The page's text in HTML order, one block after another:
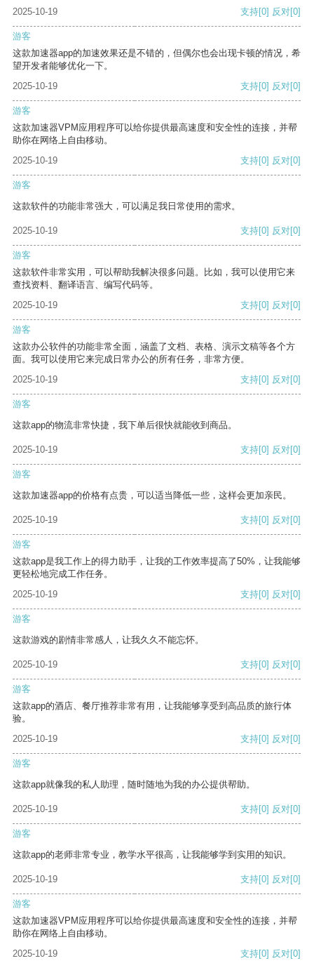
2025-10-19 支持[0] 反对[0]
游客
这款加速器app的加速效果还是不错的，但偶尔也会出现卡顿的情况，希
望开发者能够优化一下。
2025-10-19
支持[0] 反对[0]
游客
这款加速器VPM应用程序可以给你提供最高速度和安全性的连接，并帮
助你在网络上自由移动。
2025-10-19
支持[0] 反对[0]
游客
这款软件的功能非常强大，可以满足我日常使用的需求。
2025-10-19 支持[0] 反对[0]
游客
这款软件非常实用，可以帮助我解决很多问题。比如，我可以使用它来
查找资料、翻译语言、编写代码等。
2025-10-19
支持[0] 反对[0]
游客
这款办公软件的功能非常全面，涵盖了文档、表格、演示文稿等各个方
面。我可以使用它来完成日常办公的所有任务，非常方便。
2025-10-19
支持[0] 反对[0]
游客
这款app的物流非常快捷，我下单后很快就能收到商品。
2025-10-19 支持[0] 反对[0]
游客
这款加速器app的价格有点贵，可以适当降低一些，这样会更加亲民。
2025-10-19 支持[0] 反对[0]
游客
这款app是我工作上的得力助手，让我的工作效率提高了50%，让我能够
更轻松地完成工作任务。
2025-10-19
支持[0] 反对[0]
游客
这款游戏的剧情非常感人，让我久久不能忘怀。
2025-10-19 支持[0] 反对[0]
游客
这款app的酒店、餐厅推荐非常有用，让我能够享受到高品质的旅行体
验。
2025-10-19
支持[0] 反对[0]
游客
这款app就像我的私人助理，随时随地为我的办公提供帮助。
2025-10-19 支持[0] 反对[0]
游客
这款app的老师非常专业，教学水平很高，让我能够学到实用的知识。
2025-10-19 支持[0] 反对[0]
游客
这款加速器VPM应用程序可以给你提供最高速度和安全性的连接，并帮
助你在网络上自由移动。
2025-10-19
支持[0] 反对[0]